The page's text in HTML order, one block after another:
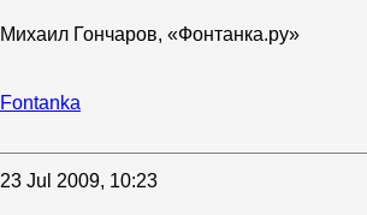
Михаил Гончаров, «Фонтанка.ру»
Fontanka
23 Jul 2009, 10:23